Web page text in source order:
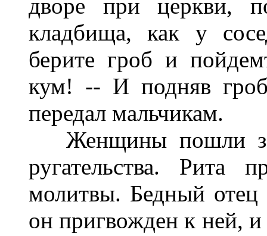
дворе при церкви,
кладбища, как у
берите гроб и
кум! -- И подняв
передал мальчикам.
Женщины пошли за
ругательства. Рита
молитвы. Бедный отец
он пригвожден к ней,